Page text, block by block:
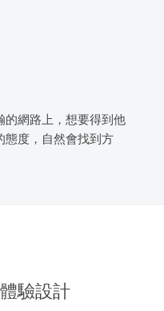
的網路上，想要得到他
態度，自然會找到方
驗設計